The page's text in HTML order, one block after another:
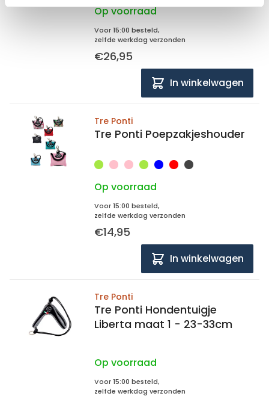
Op voorraad
Voor 15:00 besteld,
zelfde werkdag verzonden
€26,95
In winkelwagen
Tre Ponti
Tre Ponti Poepzakjeshouder
Op voorraad
Voor 15:00 besteld,
zelfde werkdag verzonden
€14,95
In winkelwagen
Tre Ponti
Tre Ponti Hondentuigje
Liberta maat 1 - 23-33cm
Op voorraad
Voor 15:00 besteld,
zelfde werkdag verzonden